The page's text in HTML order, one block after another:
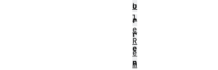
u
r
r
e
n
b
l
e
R
e
m